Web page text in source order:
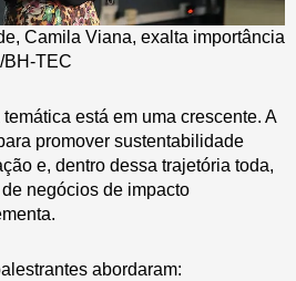
Camila Viana, exalta importância
BH-TEC
está em uma crescente. A
promover sustentabilidade
e, dentro dessa trajetória toda,
negócios de impacto
abordaram: